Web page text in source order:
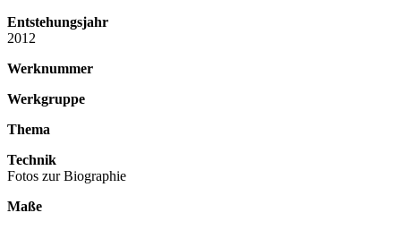
Entstehungsjahr
2012
Werknummer
Werkgruppe
Thema
Technik
Fotos zur Biographie
Maße